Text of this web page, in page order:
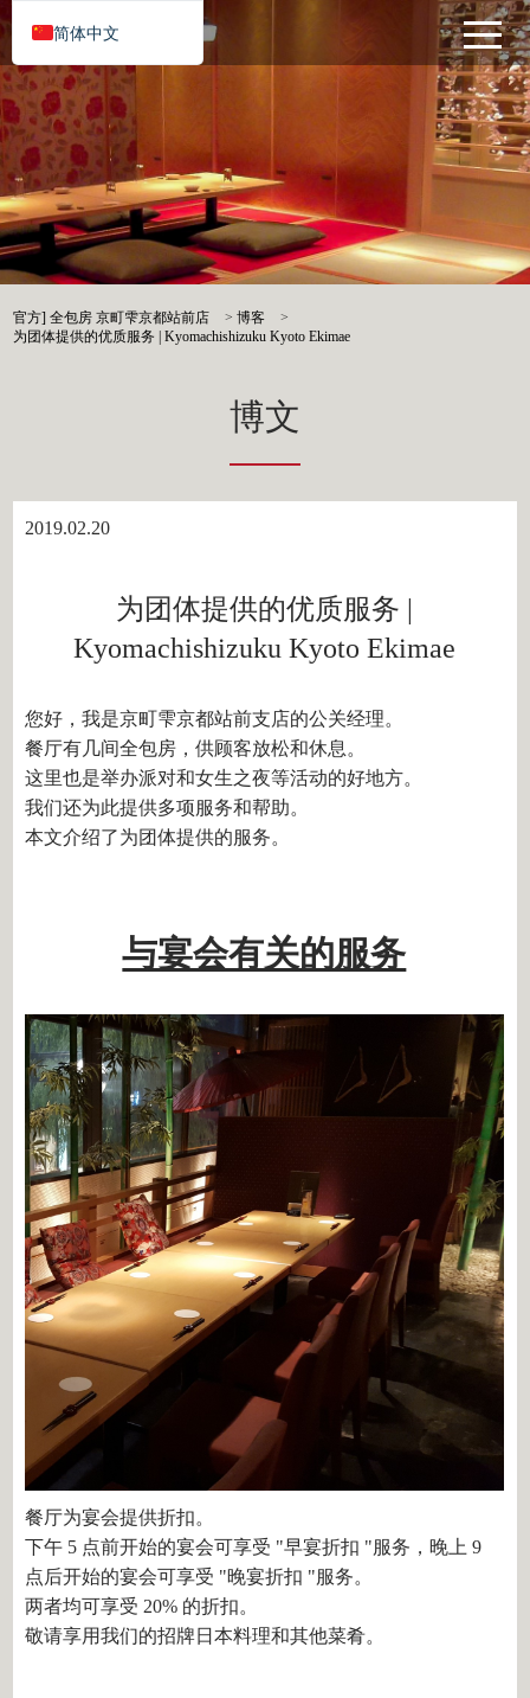
官方] 全包房 京町雫京都站前店 >博客
>
为团体提供的优质服务 | Kyomachishizuku Kyoto Ekimae
博文
2019.02.20
为团体提供的优质服务 |
Kyomachishizuku Kyoto Ekimae
您好，我是京町雫京都站前支店的公关经理。
餐厅有几间全包房，供顾客放松和休息。
这里也是举办派对和女生之夜等活动的好地方。
我们还为此提供多项服务和帮助。
本文介绍了为团体提供的服务。
与宴会有关的服务
餐厅为宴会提供折扣。
下午 5 点前开始的宴会可享受 "早宴折扣 "服务，晚上 9
点后开始的宴会可享受 "晚宴折扣 "服务。
两者均可享受 20% 的折扣。
敬请享用我们的招牌日本料理和其他菜肴。
简体中文